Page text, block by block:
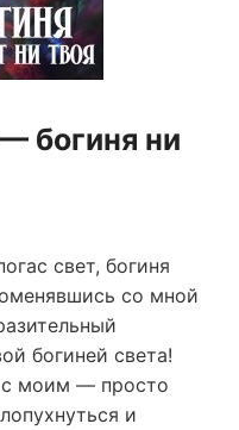
богиня ни
свет, богиня
со мной
богиней света!
с моим — просто
и